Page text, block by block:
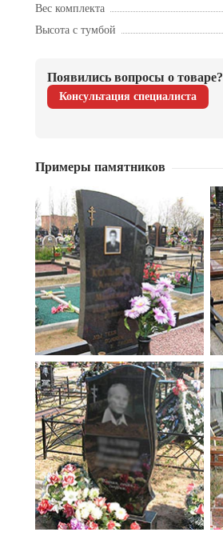
Вес комплекта
Высота с тумбой
Появились вопросы о товаре?
Консультация специалиста
Примеры памятников